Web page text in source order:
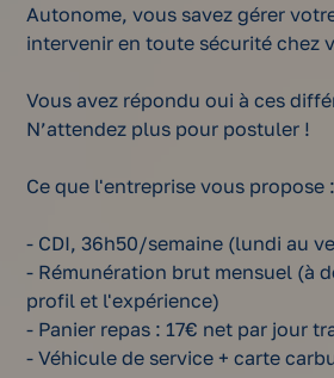
Autonome, vous savez gérer
intervenir en toute sécurité chez
Vous avez répondu oui à ces
N’attendez plus pour postuler !
Ce que l'entreprise vous propose :
- CDI, 36h50/semaine (lundi au
- Rémunération brut mensuel (à
profil et l'expérience)
- Panier repas : 17€ net par jour
- Véhicule de service + carte